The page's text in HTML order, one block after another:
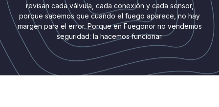
revisan cada válvula, cada conexión y cada sensor,
porque sabemos que cuando el fuego aparece, no hay
margen para el error. Porque en Fuegonor no vendemos
seguridad: la hacemos funcionar.